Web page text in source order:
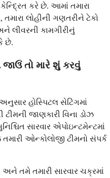
કરે છે. આમાં તમારા
લોહીની ગણતરીને ટેકો
લીવરની કામગીરીનું
છે.
તો મારે શું કરવું
હોસ્પિટલ સેટિંગમાં
જાણકારી વિના ડોઝ
સારવાર એપોઇન્ટમેન્ટમાં
ઓન્કોલોજી ટીમનો સંપર્ક
તમે તમારી સારવાર ચક્રમાં